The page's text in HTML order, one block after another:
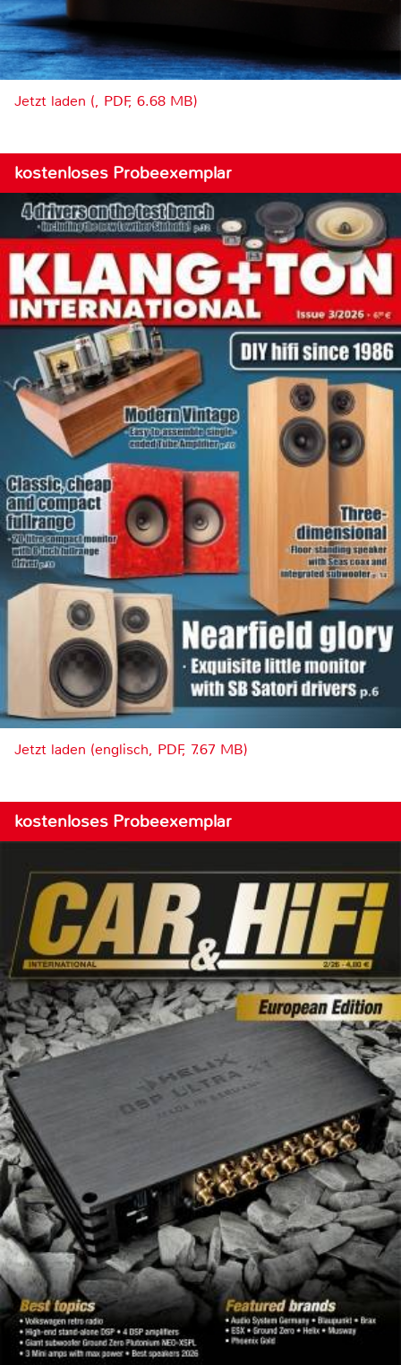
Jetzt laden (, PDF, 6.68 MB)
kostenloses Probeexemplar
Jetzt laden (englisch, PDF, 7.67 MB)
kostenloses Probeexemplar